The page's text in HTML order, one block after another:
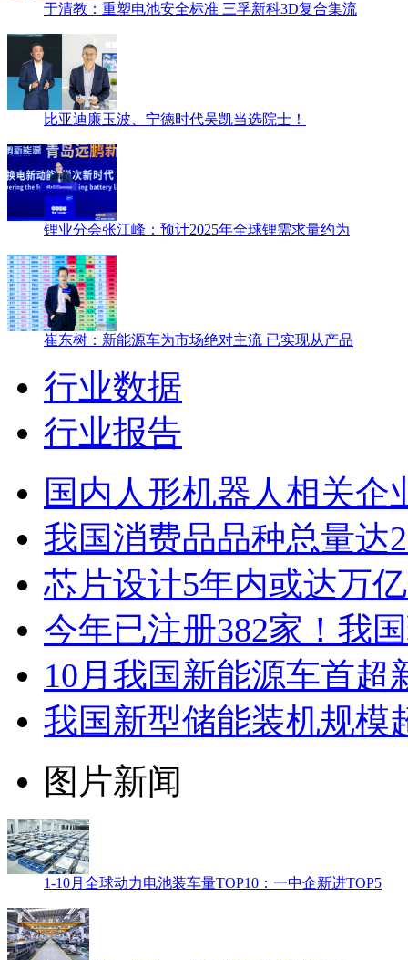
于清教：重塑电池安全标准 三孚新科3D复合集流
比亚迪廉玉波、宁德时代吴凯当选院士！
锂业分会张江峰：预计2025年全球锂需求量约为
崔东树：新能源车为市场绝对主流 已实现从产品
行业数据
行业报告
国内人形机器人相关企
我国消费品品种总量达
芯片设计5年内或达万
今年已注册382家！我
10月我国新能源车首超
我国新型储能装机规模
图片新闻
1-10月全球动力电池装车量TOP10：一中企新进TOP5